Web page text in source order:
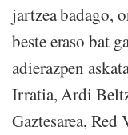
jartzea badago,
beste eraso bat
adierazpen
Irratia, Ardi
Gaztesarea,